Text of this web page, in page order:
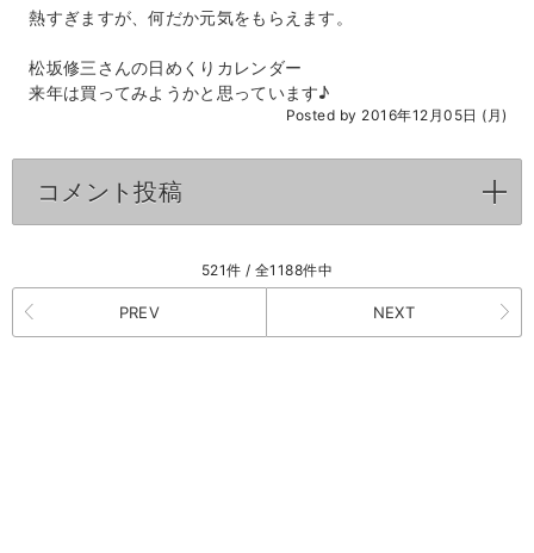
熱すぎますが、何だか元気をもらえます。
松坂修三さんの日めくりカレンダー
来年は買ってみようかと思っています♪
Posted by 2016年12月05日 (月)
コメント投稿
521件 / 全1188件中
PREV NEXT